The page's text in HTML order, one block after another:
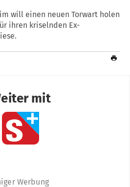
will einen neuen Torwart holen
ihren kriselnden Ex-